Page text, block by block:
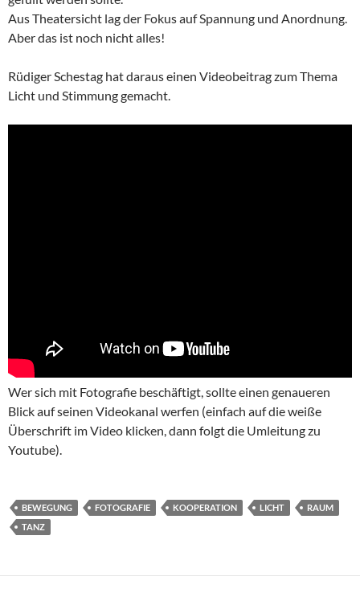
Aus Theatersicht lag der Fokus auf Spannung und Anordnung.
Aber das ist noch nicht alles!
Rüdiger Schestag hat daraus einen Videobeitrag zum Thema
Licht und Stimmung gemacht.
Wer sich mit Fotografie beschäftigt, sollte einen genaueren
Blick auf seinen Videokanal werfen (einfach auf die weiße
Überschrift im Video klicken, dann folgt die Umleitung zu
Youtube).
BEWEGUNG FOTOGRAFIE KOOPERATION LICHT
RAUM
TANZ